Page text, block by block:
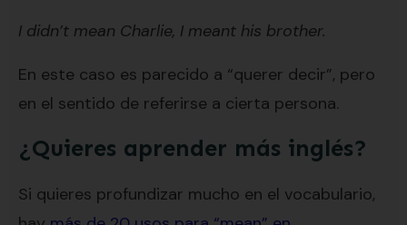
I didn’t mean Charlie, I meant his brother.
En este caso es parecido a “querer decir”, pero
en el sentido de referirse a cierta persona.
¿Quieres aprender más inglés?
Si quieres profundizar mucho en el vocabulario,